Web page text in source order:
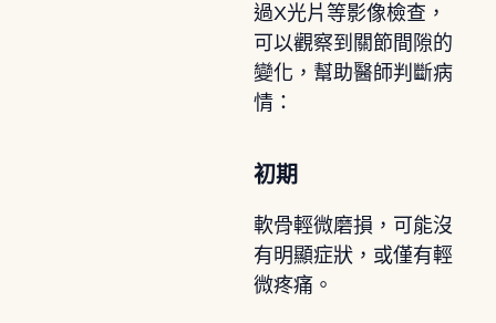
過X光片等影像檢查，
可以觀察到關節間隙的
變化，幫助醫師判斷病
情：
初期
軟骨輕微磨損，可能沒
有明顯症狀，或僅有輕
微疼痛。